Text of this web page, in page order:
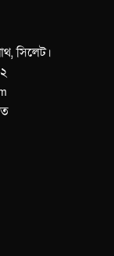
সিলেট।